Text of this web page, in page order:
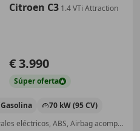
Citroen C3 1.4 VTi Attraction
€ 3.990
Súperoferta
Gasolina
70 kW (95 CV)
Garantia, Isofix, Retrovisores laterales eléctricos, ABS, Airbag acompañante